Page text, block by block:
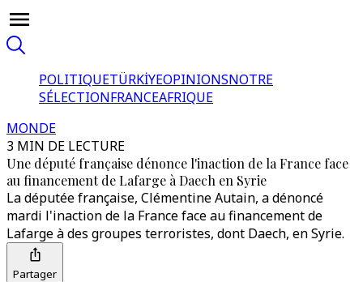
POLITIQUETÜRKİYEOPINIONSNOTRE
SÉLECTIONFRANCEAFRIQUE
MONDE
3 MIN DE LECTURE
Une député française dénonce l'inaction de la France face
au financement de Lafarge à Daech en Syrie
La députée française, Clémentine Autain, a dénoncé
mardi l'inaction de la France face au financement de
Lafarge à des groupes terroristes, dont Daech, en Syrie.
Partager